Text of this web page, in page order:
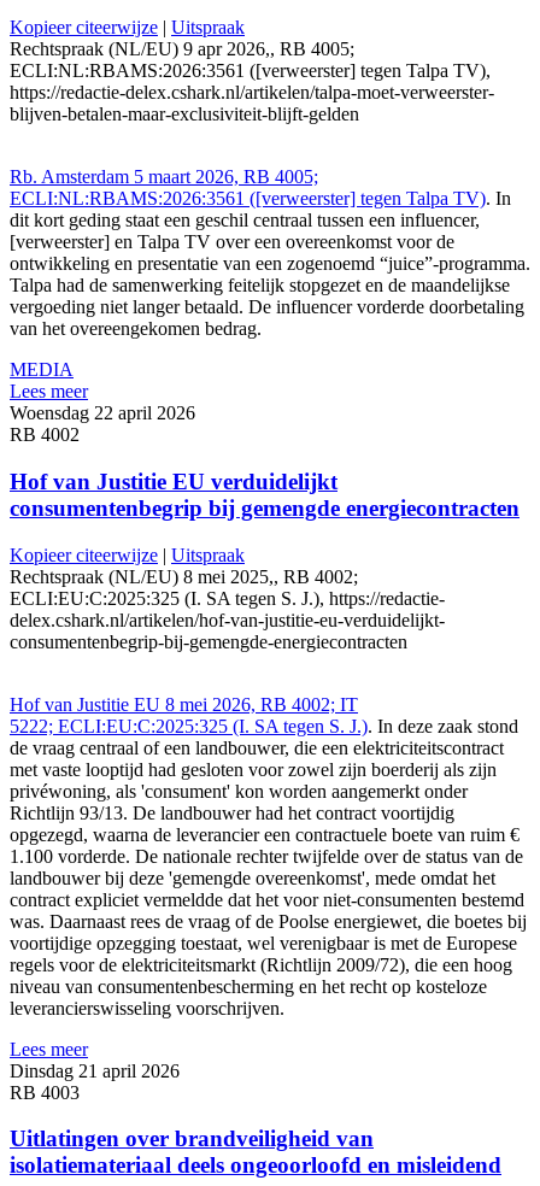
Kopieer citeerwijze | Uitspraak
Rechtspraak (NL/EU) 9 apr 2026,, RB 4005;
ECLI:NL:RBAMS:2026:3561 ([verweerster] tegen Talpa TV),
https://redactie-delex.cshark.nl/artikelen/talpa-moet-verweerster-
blijven-betalen-maar-exclusiviteit-blijft-gelden
Rb. Amsterdam 5 maart 2026, RB 4005;
ECLI:NL:RBAMS:2026:3561 ([verweerster] tegen Talpa TV). In
dit kort geding staat een geschil centraal tussen een influencer,
[verweerster] en Talpa TV over een overeenkomst voor de
ontwikkeling en presentatie van een zogenoemd “juice”-programma.
Talpa had de samenwerking feitelijk stopgezet en de maandelijkse
vergoeding niet langer betaald. De influencer vorderde doorbetaling
van het overeengekomen bedrag.
MEDIA
Lees meer
Woensdag 22 april 2026
RB 4002
Hof van Justitie EU verduidelijkt
consumentenbegrip bij gemengde energiecontracten
Kopieer citeerwijze | Uitspraak
Rechtspraak (NL/EU) 8 mei 2025,, RB 4002;
ECLI:EU:C:2025:325 (I. SA tegen S. J.), https://redactie-
delex.cshark.nl/artikelen/hof-van-justitie-eu-verduidelijkt-
consumentenbegrip-bij-gemengde-energiecontracten
Hof van Justitie EU 8 mei 2026, RB 4002; IT
5222; ECLI:EU:C:2025:325 (I. SA tegen S. J.). In deze zaak stond
de vraag centraal of een landbouwer, die een elektriciteitscontract
met vaste looptijd had gesloten voor zowel zijn boerderij als zijn
privéwoning, als 'consument' kon worden aangemerkt onder
Richtlijn 93/13. De landbouwer had het contract voortijdig
opgezegd, waarna de leverancier een contractuele boete van ruim €
1.100 vorderde. De nationale rechter twijfelde over de status van de
landbouwer bij deze 'gemengde overeenkomst', mede omdat het
contract expliciet vermeldde dat het voor niet-consumenten bestemd
was. Daarnaast rees de vraag of de Poolse energiewet, die boetes bij
voortijdige opzegging toestaat, wel verenigbaar is met de Europese
regels voor de elektriciteitsmarkt (Richtlijn 2009/72), die een hoog
niveau van consumentenbescherming en het recht op kosteloze
leverancierswisseling voorschrijven.
Lees meer
Dinsdag 21 april 2026
RB 4003
Uitlatingen over brandveiligheid van
isolatiemateriaal deels ongeoorloofd en misleidend